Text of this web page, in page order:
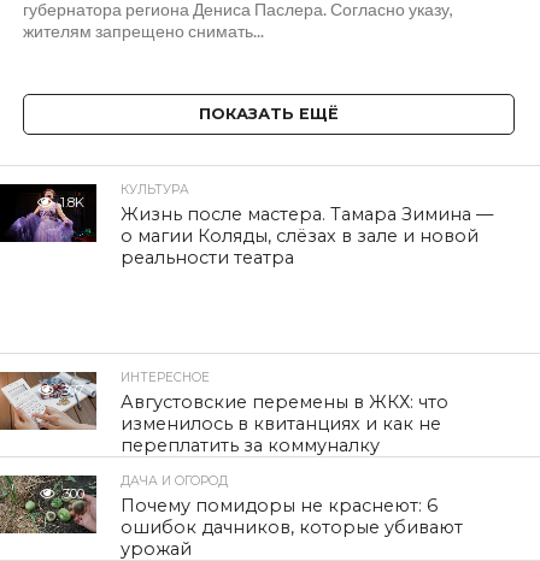
губернатора региона Дениса Паслера. Согласно указу,
жителям запрещено снимать...
ПОКАЗАТЬ ЕЩЁ
1.8K
КУЛЬТУРА
Жизнь после мастера. Тамара Зимина —
о магии Коляды, слёзах в зале и новой
реальности театра
307
ИНТЕРЕСНОЕ
Августовские перемены в ЖКХ: что
изменилось в квитанциях и как не
переплатить за коммуналку
300
ДАЧА И ОГОРОД
Почему помидоры не краснеют: 6
ошибок дачников, которые убивают
урожай